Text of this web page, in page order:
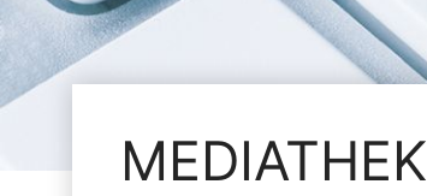
MEDIATHEK